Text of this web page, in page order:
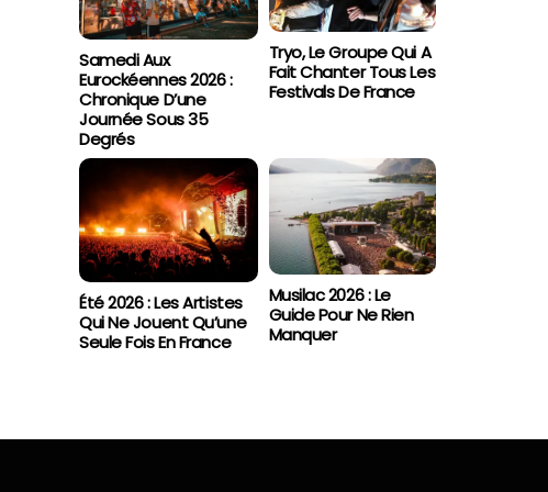
Samedi Aux
Eurockéennes 2026 :
Chronique D’une
Journée Sous 35
Degrés
Tryo, Le Groupe Qui A
Fait Chanter Tous Les
Festivals De France
Été 2026 : Les Artistes
Qui Ne Jouent Qu’une
Seule Fois En France
Musilac 2026 : Le
Guide Pour Ne Rien
Manquer